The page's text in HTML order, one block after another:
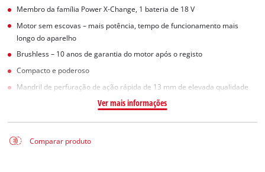
Membro da família Power X-Change, 1 bateria de 18 V
Motor sem escovas – mais potência, tempo de funcionamento mais
longo do aparelho
Brushless – 10 anos de garantia do motor após o registo
Compacto e poderoso
Mandril de perfuração de ação rápida de 13 mm de elevada qualidade
Ver mais informações
Comparar produto